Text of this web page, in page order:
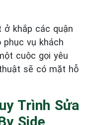
ở khắp các quận
vụ khách
cuộc gọi yêu
sẽ có mặt hỗ
Trình Sửa